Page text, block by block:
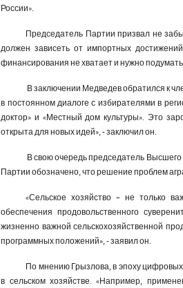
России».
Председатель Партии призвал не
должен зависеть от импортных
финансирования не хватает и нужно
В заключении Медведев обратился к
в постоянном диалоге с избирателями в
доктор» и «Местный дом культуры». Это
открыта для новых идей», - заключил он.
В свою очередь председатель
Партии обозначено, что решение проблем
«Сельское хозяйство – не только
обеспечения продовольственного
жизненно важной сельскохозяйственной
программных положений», - заявил он.
По мнению Грызлова, в эпоху
в сельском хозяйстве. «Например,